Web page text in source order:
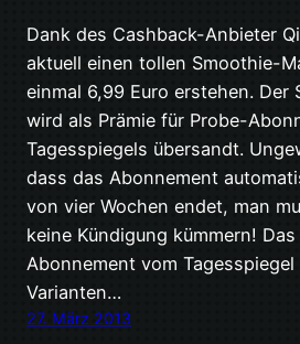
Dank des Cashback-Anbieter
aktuell einen tollen Smoothie-
einmal 6,99 Euro erstehen. Der
wird als Prämie für Probe-
Tagesspiegels übersandt.
dass das Abonnement
von vier Wochen endet, man
keine Kündigung kümmern!
Abonnement vom
Varianten…
27. März 2013